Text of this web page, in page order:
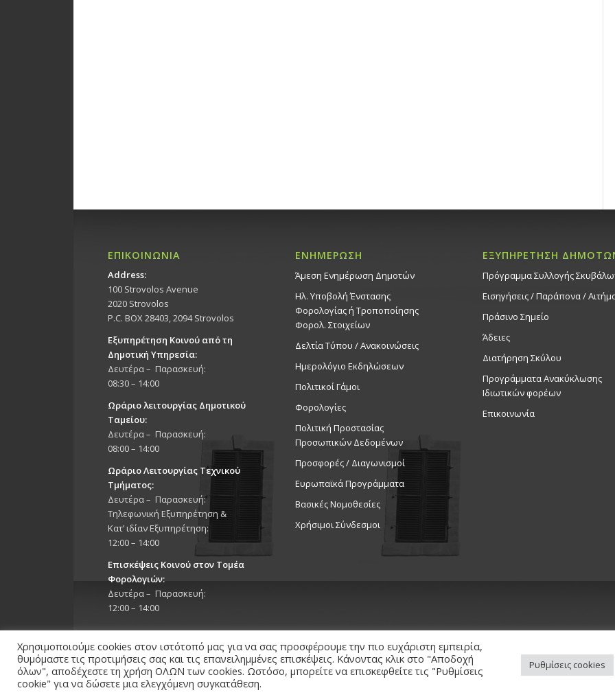
ΕΠΙΚΟΙΝΩΝΙΑ
Address:
100 Strovolos Avenue
2020 Strovolos
P.C. BOX 28403, 2094 Strovolos
Εξυπηρέτηση Κοινού από τη
Δημοτική Υπηρεσία:
Δευτέρα – Παρασκευή:
08:30 – 14:00
Ωράριο λειτουργίας Δημοτικού
Ταμείου:
Δευτέρα – Παρασκευή:
08:00 – 14:00
Ωράριο Λειτουργίας Τεχνικού
Τμήματος:
Δευτέρα – Παρασκευή:
Τηλεφωνική Εξυπηρέτηση &
Κατ’ ιδίαν Εξυπηρέτηση:
12:00 – 14:00
Επισκέψεις Κοινού στον Τομέα
Φορολογιών:
Δευτέρα – Παρασκευή:
12:00 – 14:00
ΕΝΗΜΕΡΩΣΗ
Άμεση Ενημέρωση Δημοτών
Ηλ. Υποβολή Ένστασης
Φορολογίας ή Τροποποίησης
Φορολ. Στοιχείων
Δελτία Τύπου / Ανακοινώσεις
Ημερολόγιο Εκδηλώσεων
Πολιτικοί Γάμοι
Φορολογίες
Πολιτική Προστασίας
Προσωπικών Δεδομένων
Προσφορές / Διαγωνισμοί
Ευρωπαϊκά Προγράμματα
Βασικές Νομοθεσίες
Χρήσιμοι Σύνδεσμοι
ΕΞΥΠΗΡΕΤΗΣΗ
Πρόγραμμα Συλλογής
Εισηγήσεις / Παράπονα /
Πράσινο Σημείο
Άδειες
Διατήρηση Σκύλου
Προγράμματα Ανακύκλωσης
Ιδιωτικών φορέων
Επικοινωνία
Copyright 2026 © Δήμος Στροβόλου, All Rights Reserved. / Powered by
Χρησιμοποιούμε cookies στον ιστότοπό μας για να σας προσφέρουμε την πιο ευχάριστη εμπειρία,
θυμόμαστε τις προτιμήσεις σας και τις επανειλημμένες επισκέψεις. Κάνοντας κλικ στο "Αποδοχή
όλων", αποδέχεστε τη χρήση ΟΛΩΝ των cookies. Ωστόσο, μπορείτε να επισκεφθείτε τις "Ρυθμίσεις
cookie" για να δώσετε μια ελεγχόμενη συγκατάθεση.
Ρυθμίσεις cookies